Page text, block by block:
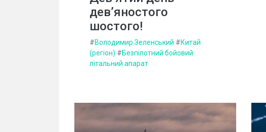
дев’яностого
шостого!
#Володимир Зеленський #Китай
(регіон) #Безпілотний бойовий
літальний апарат